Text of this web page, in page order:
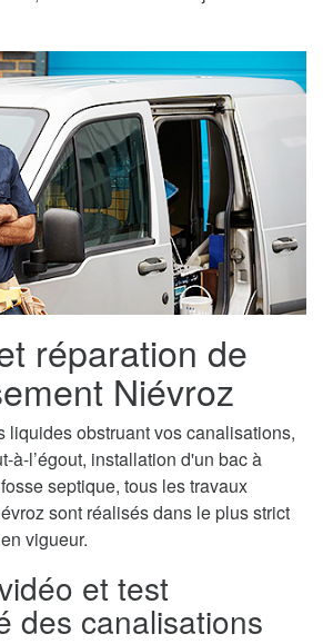
réparation de
Niévroz
liquides obstruant vos canalisations,
à-l’égout, installation d'un bac à
septique, tous les travaux
sont réalisés dans le plus strict
vigueur.
et test
des canalisations